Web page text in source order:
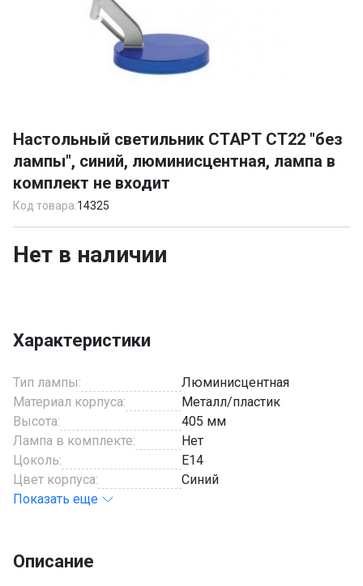
of
1
Настольный светильник СТАРТ СТ22 "без
лампы", синий, люминисцентная, лампа в
комплект не входит
Код товара:14325
Нет в наличии
Характеристики
Тип лампы:
Люминисцентная
Материал корпуса:
Металл/пластик
Высота:
405 мм
Лампа в комплекте:
Нет
Цоколь:
E14
Цвет корпуса:
Синий
Показать еще
Описание